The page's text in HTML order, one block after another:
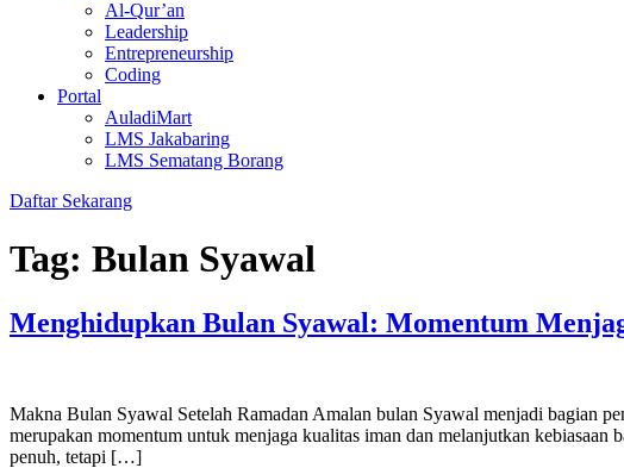
Al-Qur’an
Leadership
Entrepreneurship
Coding
Portal
AuladiMart
LMS Jakabaring
LMS Sematang Borang
Daftar Sekarang
Tag: Bulan Syawal
Menghidupkan Bulan Syawal: Momentum
Makna Bulan Syawal Setelah Ramadan Amalan bulan Syawal menjadi bagian
merupakan momentum untuk menjaga kualitas iman dan melanjutkan
penuh, tetapi […]